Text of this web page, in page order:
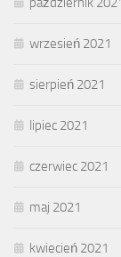
wrzesień 2021
sierpień 2021
lipiec 2021
czerwiec 2021
maj 2021
kwiecień 2021